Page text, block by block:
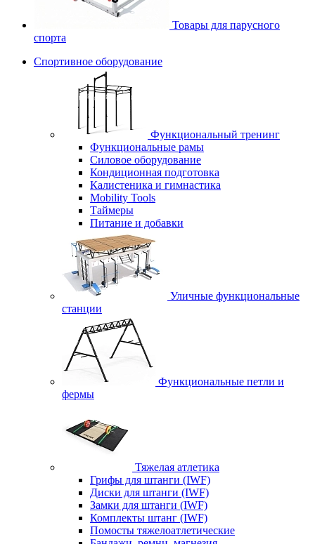
Товары для парусного
спорта
Спортивное оборудование
Функциональный тренинг
Функциональные рамы
Силовое оборудование
Кондиционная подготовка
Калистеника и гимнастика
Mobility Tools
Таймеры
Питание и добавки
Уличные функциональные
станции
Функциональные петли и
фермы
Тяжелая атлетика
Грифы для штанги (IWF)
Диски для штанги (IWF)
Замки для штанги (IWF)
Комплекты штанг (IWF)
Помосты тяжелоатлетические